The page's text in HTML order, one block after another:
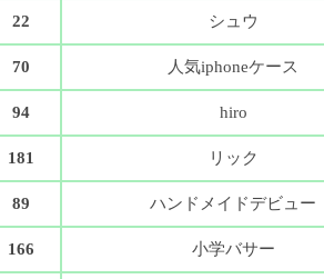
22 シュウ
70 人気iphoneケース
94 hiro
181 リック
89 ハンドメイドデビュー
166 小学バサー